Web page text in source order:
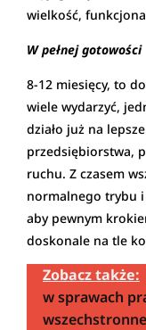
wielkość,
W pełnej gotowości
8-12 miesięcy, to
wiele wydarzyć,
działo już na
przedsiębiorstwa,
ruchu. Z czasem
normalnego trybu
aby pewnym
doskonale na tle
Zobacz także:
w sprawach